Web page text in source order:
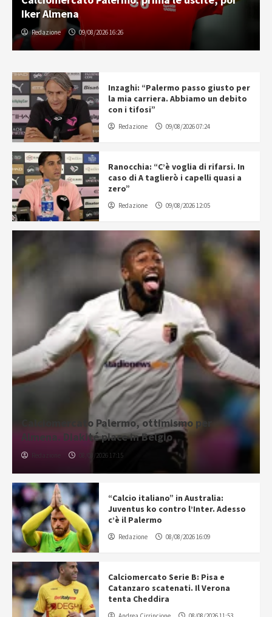
Iker Almena
Redazione 09/08/2026 16:26
Inzaghi: “Palermo passo giusto per
la mia carriera. Abbiamo un debito
con i tifosi”
Redazione 09/08/2026 07:24
Ranocchia: “C’è voglia di rifarsi. In
caso di A taglierò i capelli quasi a
zero”
Redazione 09/08/2026 12:05
Calciomercato Palermo, ottimismo per
Almena. Diakité piace in Belgio
08/08/2026 17:15
“Calcio italiano” in Australia:
Juventus ko contro l’Inter. Adesso
c’è il Palermo
Redazione 08/08/2026 16:09
Calciomercato Serie B: Pisa e
Catanzaro scatenati. Il Verona
tenta Cheddira